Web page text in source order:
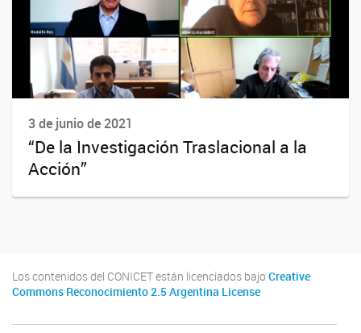
3 de junio de 2021
“De la Investigación Traslacional a la
Acción”
Los contenidos del CONICET están licenciados bajo Creative
Commons Reconocimiento 2.5 Argentina License